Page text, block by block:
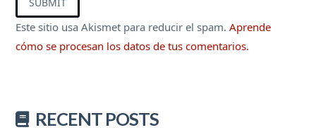
Este sitio usa Akismet para reducir el spam.Aprende
cómo se procesan los datos de tus comentarios.
RECENT POSTS